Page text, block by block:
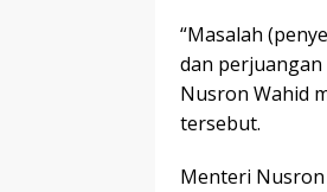
“Masalah
dan perjuangan
Nusron Wahid
tersebut.
Menteri Nusron